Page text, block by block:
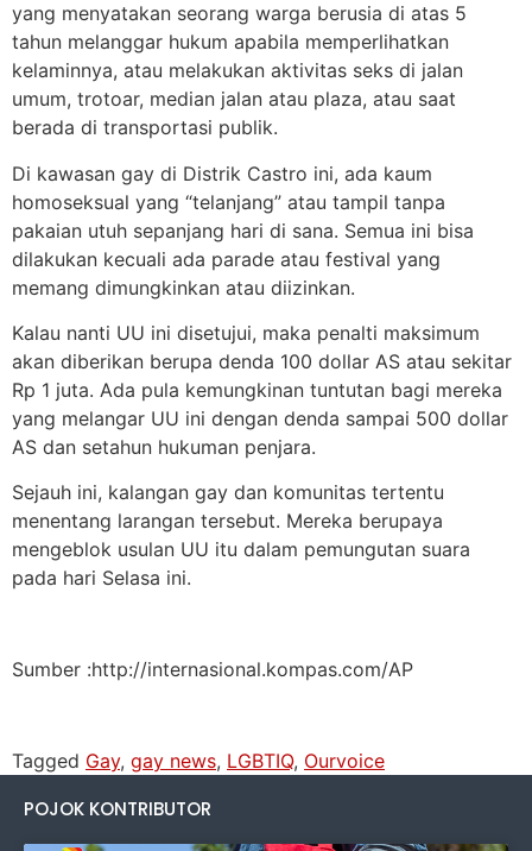
yang menyatakan seorang warga berusia di atas 5
tahun melanggar hukum apabila memperlihatkan
kelaminnya, atau melakukan aktivitas seks di jalan
umum, trotoar, median jalan atau plaza, atau saat
berada di transportasi publik.
Di kawasan gay di Distrik Castro ini, ada kaum
homoseksual yang “telanjang” atau tampil tanpa
pakaian utuh sepanjang hari di sana. Semua ini bisa
dilakukan kecuali ada parade atau festival yang
memang dimungkinkan atau diizinkan.
Kalau nanti UU ini disetujui, maka penalti maksimum
akan diberikan berupa denda 100 dollar AS atau sekitar
Rp 1 juta. Ada pula kemungkinan tuntutan bagi mereka
yang melangar UU ini dengan denda sampai 500 dollar
AS dan setahun hukuman penjara.
Sejauh ini, kalangan gay dan komunitas tertentu
menentang larangan tersebut. Mereka berupaya
mengeblok usulan UU itu dalam pemungutan suara
pada hari Selasa ini.
Sumber :http://internasional.kompas.com/AP
Tagged Gay, gay news, LGBTIQ, Ourvoice
POJOK KONTRIBUTOR